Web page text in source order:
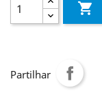

Partilhar